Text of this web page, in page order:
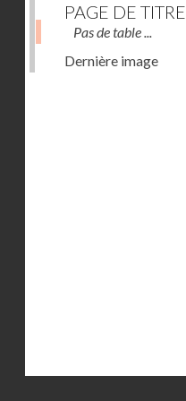
PAGE DE TITRE
Pas de table ...
Dernière image